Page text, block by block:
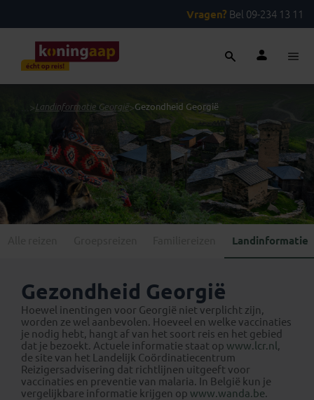
Vragen? Bel 09-234 13 11
> Landinformatie Georgië>Gezondheid Georgië
Landinformatie
Gezondheid Georgië
Hoewel inentingen voor Georgië niet verplicht zijn,
worden ze wel aanbevolen. Hoeveel en welke vaccinaties
je nodig hebt, hangt af van het soort reis en het gebied
dat je bezoekt. Actuele informatie staat op www.lcr.nl ,
de site van het Landelijk Coördinatiecentrum
Reizigersadvisering dat richtlijnen uitgeeft voor
vaccinaties en preventie van malaria. In België kun je
vergelijkbare informatie krijgen op www.wanda.be.